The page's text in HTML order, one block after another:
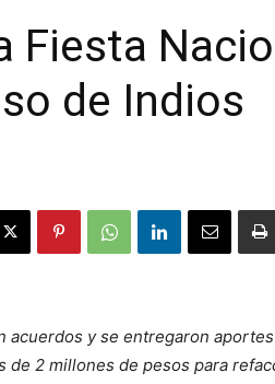
Fiesta
de Indios
acuerdos y se entregaron
de 2 millones de pesos para